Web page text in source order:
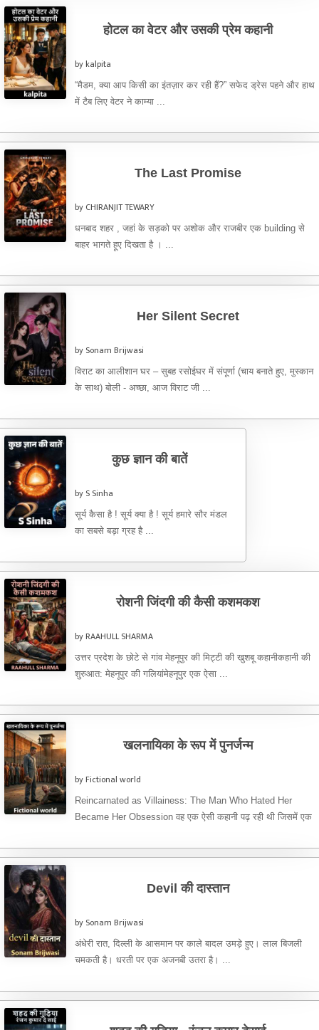
होटल का वेटर और उसकी प्रेम कहानी
by kalpita
“मैडम, क्या आप किसी का इंतज़ार कर रही हैं?” सफेद ड्रेस पहने और हाथ
में टैब लिए वेटर ने काम्या ...
The Last Promise
by CHIRANJIT TEWARY
धनबाद शहर , जहां के सड़को पर अशोक और राजबीर एक building से
बाहर भागते हूए दिखता है । ...
Her Silent Secret
by Sonam Brijwasi
विराट का आलीशान घर – सुबह रसोईघर में संपूर्णा (चाय बनाते हुए, मुस्कान
के साथ) बोली - अच्छा, आज विराट जी ...
कुछ ज्ञान की बातें
by S Sinha
सूर्य कैसा है ! सूर्य क्या है ! सूर्य हमारे सौर मंडल
का सबसे बड़ा ग्रह है ...
रोशनी जिंदगी की कैसी कशमकश
by RAAHULL SHARMA
उत्तर प्रदेश के छोटे से गांव मेहनूपुर की मिट्टी की खुशबू कहानीकहानी की
शुरुआत: मेहनूपुर की गलियांमेहनूपुर एक ऐसा ...
खलनायिका के रूप में पुनर्जन्म
by Fictional world
Reincarnated as Villainess: The Man Who Hated Her
Became Her Obsession वह एक ऐसी कहानी पढ़ रही थी जिसमें एक
Devil की दास्तान
by Sonam Brijwasi
अंधेरी रात, दिल्ली के आसमान पर काले बादल उमड़े हुए। लाल बिजली
चमकती है। धरती पर एक अजनबी उतरा है। ...